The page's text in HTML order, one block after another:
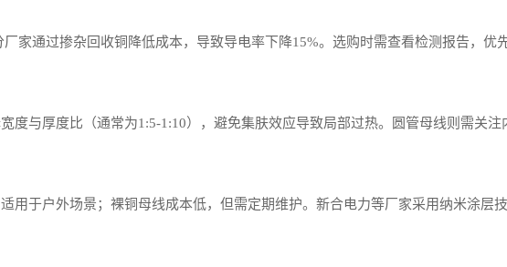
家通过掺杂回收铜降低成本，导致导电率下降15%。选购时需查看检测报告，优
度与厚度比（通常为1:5-1:10），避免集肤效应导致局部过热。圆管母线则需关注
用于户外场景；裸铜母线成本低，但需定期维护。新合电力等厂家采用纳米涂层